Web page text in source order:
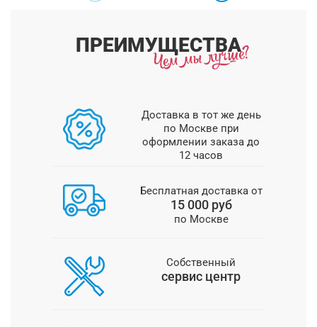
ПРЕИМУЩЕСТВА
Доставка в тот же день
по Москве при
оформлении заказа до
12 часов
Бесплатная доставка от
15 000 руб
по Москве
Собственный
сервис центр